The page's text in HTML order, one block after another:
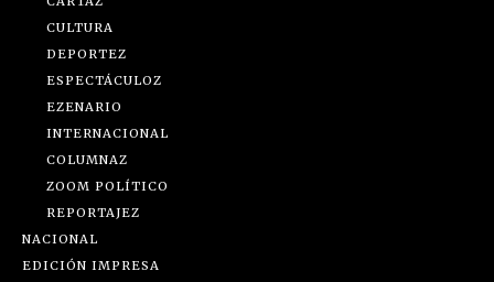
CULTURA
DEPORTEZ
ESPECTÁCULOZ
EZENARIO
INTERNACIONAL
COLUMNAZ
ZOOM POLÍTICO
REPORTAJEZ
NACIONAL
EDICIÓN IMPRESA